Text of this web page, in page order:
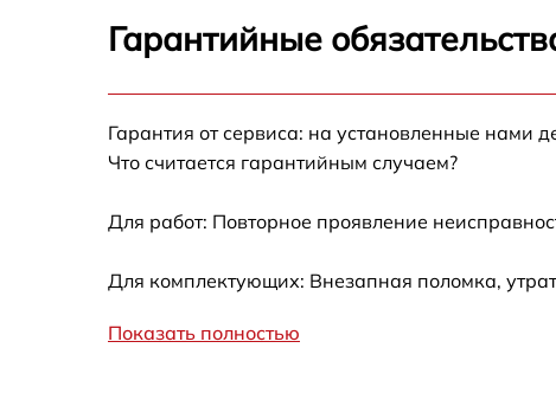
Гарантийные
Гарантия от сервиса: на установленные нами
Что считается гарантийным случаем?
Для работ: Повторное проявление
Для комплектующих: Внезапная поломка,
Показать полностью